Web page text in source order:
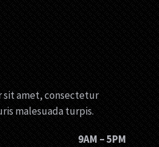
sit amet, consectetur
malesuada turpis.
9AM – 5PM